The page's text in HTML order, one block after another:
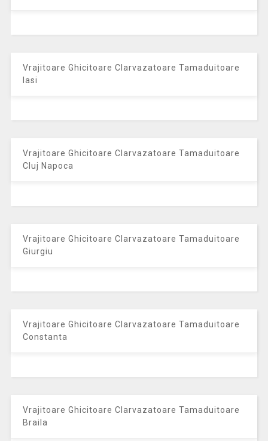
Vrajitoare Ghicitoare Clarvazatoare Tamaduitoare
Iasi
Vrajitoare Ghicitoare Clarvazatoare Tamaduitoare
Cluj Napoca
Vrajitoare Ghicitoare Clarvazatoare Tamaduitoare
Giurgiu
Vrajitoare Ghicitoare Clarvazatoare Tamaduitoare
Constanta
Vrajitoare Ghicitoare Clarvazatoare Tamaduitoare
Braila